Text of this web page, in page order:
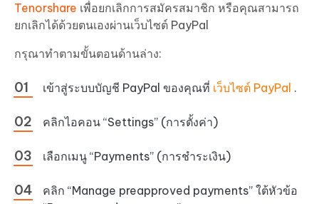
Tenorshare เพื่อยกเลิกการสมัครสมาชิก หรือคุณสามารถ
ยกเลิกได้ด้วยตนเองผ่านเว็บไซต์ PayPal
กรุณาทำตามขั้นตอนด้านล่าง:
เข้าสู่ระบบบัญชี PayPal ของคุณที่ เว็บไซต์ PayPal .
คลิกไอคอน “Settings” (การตั้งค่า)
เลือกเมนู “Payments” (การชำระเงิน)
คลิก “Manage preapproved payments” ใต้หัวข้อ